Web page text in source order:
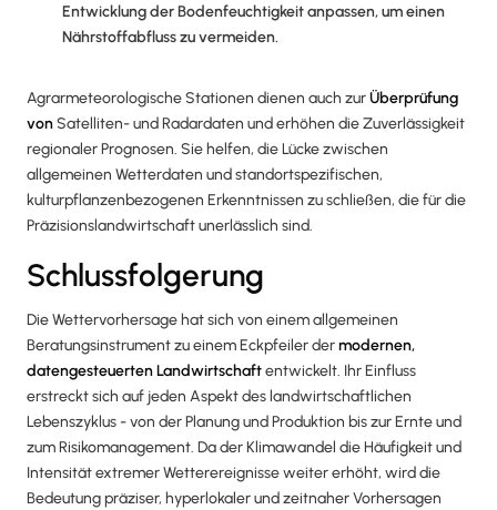
Entwicklung der Bodenfeuchtigkeit anpassen, um einen
Nährstoffabfluss zu vermeiden.
Agrarmeteorologische Stationen dienen auch zurÜberprüfung
vonSatelliten- und Radardaten und erhöhen die Zuverlässigkeit
regionaler Prognosen. Sie helfen, die Lücke zwischen
allgemeinen Wetterdaten und standortspezifischen,
kulturpflanzenbezogenen Erkenntnissen zu schließen, die für die
Präzisionslandwirtschaft unerlässlich sind.
Schlussfolgerung
Die Wettervorhersage hat sich von einem allgemeinen
Beratungsinstrument zu einem Eckpfeiler dermodernen,
datengesteuerten Landwirtschaftentwickelt. Ihr Einfluss
erstreckt sich auf jeden Aspekt des landwirtschaftlichen
Lebenszyklus - von der Planung und Produktion bis zur Ernte und
zum Risikomanagement. Da der Klimawandel die Häufigkeit und
Intensität extremer Wetterereignisse weiter erhöht, wird die
Bedeutung präziser, hyperlokaler und zeitnaher Vorhersagen